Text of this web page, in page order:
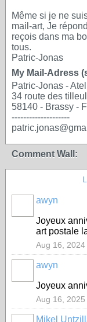
Même si je ne
mail-art, Je
reçois dans ma
tous.
Patric-Jonas
My Mail-Adress
Patric-Jonas -
34 route des
58140 - Brassy -
--------------------
Comment Wall:
awyn
Joyeux
art postale
Aug 16, 2024
awyn
Joyeux
Aug 16, 2025
Mikel